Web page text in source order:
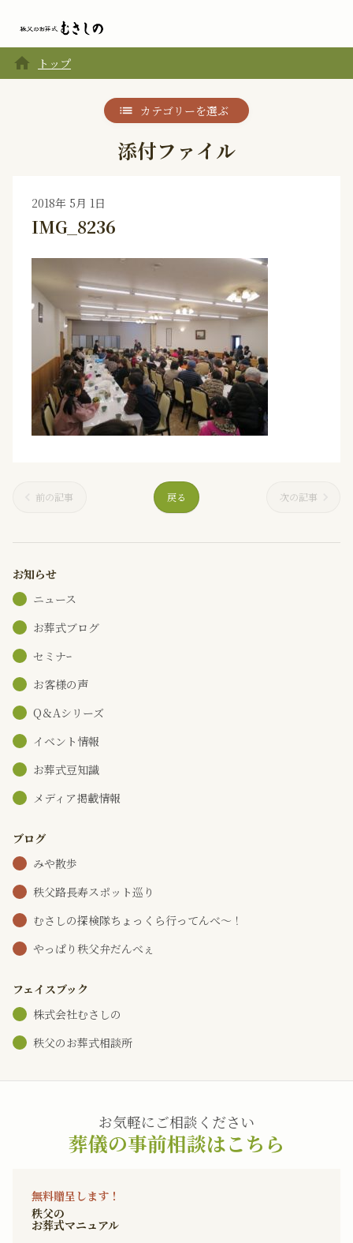
home トップ
カテゴリーを選ぶ
添付ファイル
2018年 5月 1日
IMG_8236
前の記事 戻る 次の記事
お知らせ
ニュース
お葬式ブログ
セミナｰ
お客様の声
Q＆Aシリーズ
イベント情報
お葬式豆知識
メディア掲載情報
ブログ
みや散歩
秩父路長寿スポット巡り
むさしの探検隊ちょっくら行ってんべ～！
やっぱり秩父弁だんべぇ
フェイスブック
株式会社むさしの
秩父のお葬式相談所
お気軽にご相談ください
葬儀の事前相談はこちら
無料贈呈します！
秩父の
お葬式マニュアル